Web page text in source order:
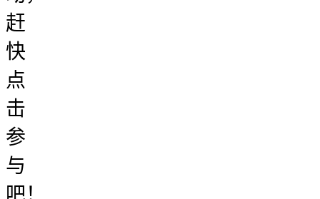
赶
快
点
击
参
与